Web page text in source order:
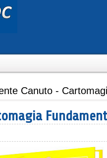
Canuto -